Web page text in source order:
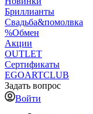
Бриллианты
Свадьба&помолвка
%Обмен
Акции
OUTLET
Сертификаты
EGOARTCLUB
Задать вопрос
Войти